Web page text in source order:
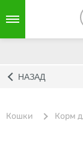
НАЗАД
Кошки Корм